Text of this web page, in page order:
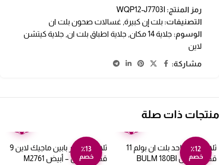
رمز المنتج: WQP12-J7703I
التصنيفات: بلت إن كبيرة, غسالات صحون بلت ان
الوسوم: جلاية 14 مكان , جلاية اطباق بلت ان, جلاية كيتشن
لاين
مشاركة:
منتجات ذات صلة
٪12
خصم
ثلاجة باب واحد بلت ان بولم 11
قدم – أبيض BULM 180BI
٪13
خصم
ثلاجة وفريزر بابين ماجيك لاين 9
قدم بلت ان – أبيض M2761